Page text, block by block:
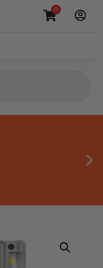
0
termékek